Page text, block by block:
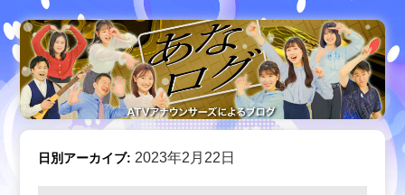
日別アーカイブ:2023年2月22日